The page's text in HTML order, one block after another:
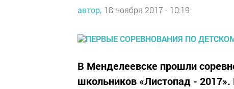
автор, 18 ноября 2017 - 10:19
В Менделеевске прошли
школьников «Листопад -